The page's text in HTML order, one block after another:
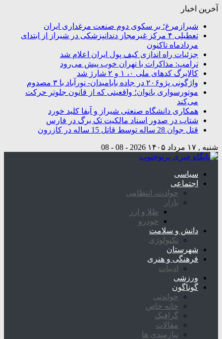
آخرین اخبار
شیرازمرغ؛ بر سکوی دوم صنعت مرغداری ایران
تعطیلی ۴ مرکز غیرمجاز دندانپزشکی در شیراز از ابتدای
مردادماه تاکنون
جزئیات راه اندازی کیف پول ایران اعلام شد
ترامپ: مذاکرات با تهران خوب پیش می‌رود
کالابرگ کدهای ملی ۰، ۱ و ۲ شارژ شد
واژگونی پژو۲۰۶ در جاده بابامیدان- نورآباد با ۳ مصدوم
موتورسواری بانوان؛ واقعیتی که از قانون جلوتر حرکت
می‌کند
همکاری دانشگاه صنعتی شیراز و آبفا کلید خورد
شتاب در صدور اسناد مالکیت تک برگ در فارس
قتل جوان 28 ساله توسط قاتل 15 ساله در کازرون
شنبه , ۱۷ مرداد ۱۴۰۵ 2026 - 08 - 08
سیاسی
اجتماعی
حوادث، انتظامی
بازار
طلا و ارز
خودرو
دانش و سلامت
تکنولوژی
شهرستان
فرهنگی و هنری
ادبیات
ورزشی
گوناگون
خواندنی
خانه خاص
گرافیک
مقالات
نیازمندی ها